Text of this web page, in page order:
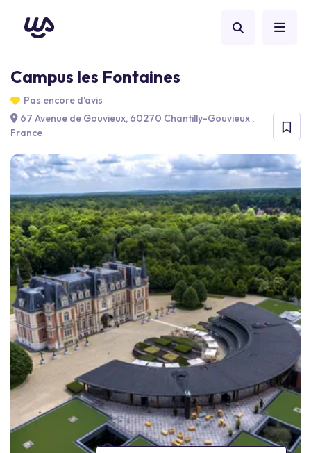
Campus les Fontaines
Pas encore d'avis
67 Avenue de Gouvieux, 60270 Chantilly-Gouvieux ,
France